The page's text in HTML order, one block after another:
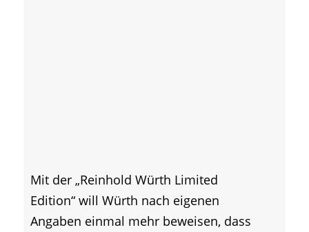
Mit der „Reinhold Würth Limited
Edition“ will Würth nach eigenen
Angaben einmal mehr beweisen, dass